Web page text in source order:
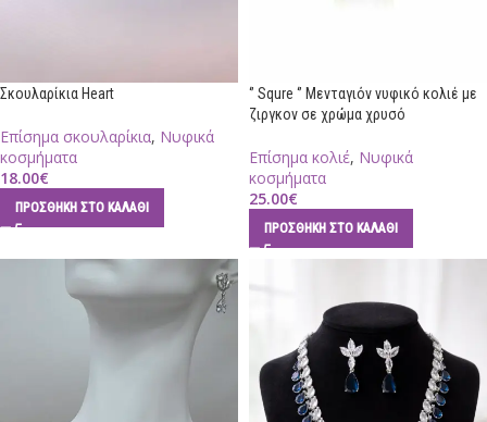
Σκουλαρίκια Heart
Επίσημα σκουλαρίκια, Νυφικά
κοσμήματα
18.00€
ΠΡΟΣΘΉΚΗ ΣΤΟ ΚΑΛΆΘΙ
‘’ Squre ‘’ Μενταγιόν νυφικό κολιέ με
ζιργκον σε χρώμα χρυσό
Επίσημα κολιέ, Νυφικά
κοσμήματα
25.00€
ΠΡΟΣΘΉΚΗ ΣΤΟ ΚΑΛΆΘΙ